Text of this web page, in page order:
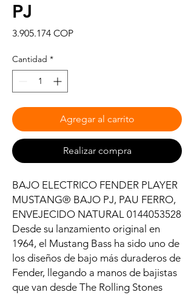
PJ
3.905.174 COPPrecio
Cantidad *
Agregar al carrito
Realizar compra
BAJO ELECTRICO FENDER PLAYER
MUSTANG® BAJO PJ, PAU FERRO,
ENVEJECIDO NATURAL 0144053528
Desde su lanzamiento original en
1964, el Mustang Bass ha sido uno de
los diseños de bajo más duraderos de
Fender, llegando a manos de bajistas
que van desde The Rolling Stones